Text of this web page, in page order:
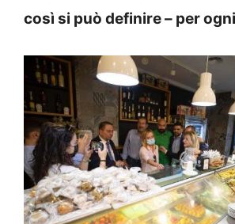
così si può definire – per